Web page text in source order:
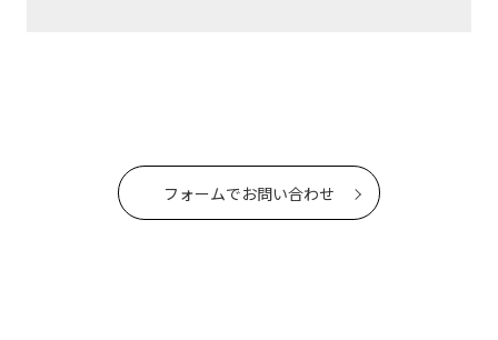
フォームでお問い合わせ